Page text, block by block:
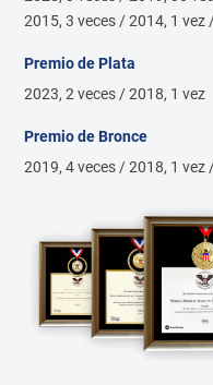
2015, 3 veces / 2014, 1 vez
Premio de Plata
2023, 2 veces / 2018, 1 vez
Premio de Bronce
2019, 4 veces / 2018, 1 vez